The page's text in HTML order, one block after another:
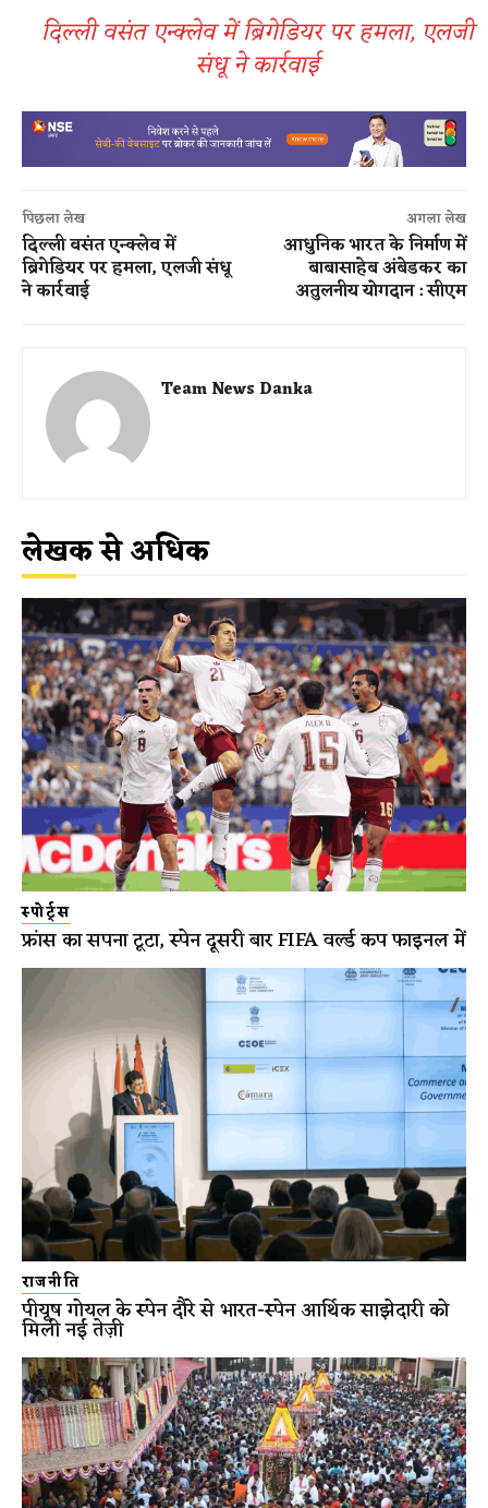
दिल्ली वसंत एन्क्लेव में ब्रिगेडियर पर हमला, एलजी
संधू ने कार्रवाई
पिछला लेख
दिल्ली वसंत एन्क्लेव में
ब्रिगेडियर पर हमला, एलजी संधू
ने कार्रवाई
अगला लेख
आधुनिक भारत के निर्माण में
बाबासाहेब अंबेडकर का
अतुलनीय योगदान : सीएम
Team News Danka
लेखक से अधिक
स्पोर्ट्स
फ्रांस का सपना टूटा, स्पेन दूसरी बार FIFA वर्ल्ड कप फाइनल में
राजनीति
पीयूष गोयल के स्पेन दौरे से भारत-स्पेन आर्थिक साझेदारी को
मिली नई तेज़ी